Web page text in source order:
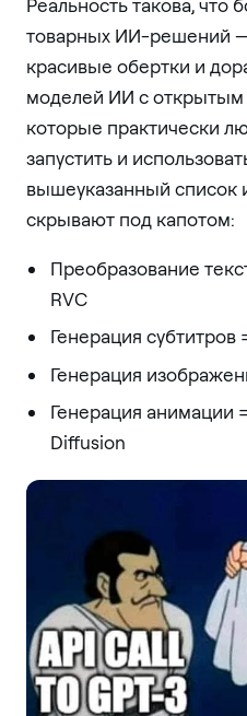
Реальность такова, что
товарных ИИ-решений —
красивые обертки и
моделей ИИ с
которые практически
запустить и
вышеуказанный список
скрывают под капотом:
Преобразование
RVC
Генерация
Генерация
Генерация анимации
Diffusion